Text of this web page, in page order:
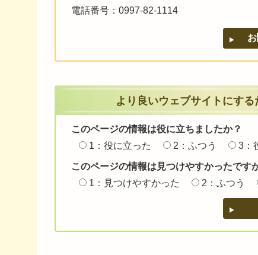
電話番号：0997-82-1114
より良いウェブサイトにす
このページの情報は役に立ちましたか？
1：役に立った
2：ふつう 3：
このページの情報は見つけやすかったです
1：見つけやすかった
2：ふつう